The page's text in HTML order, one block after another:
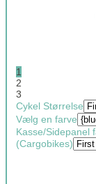
1
2
3
Cykel Størrelse
Vælg en farve
Kasse/Sidepanel
(Cargobikes)